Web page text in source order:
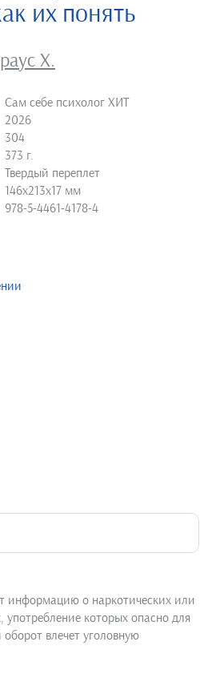
их понять
Х.
Сам себе психолог ХИТ
2026
304
373 г.
Твердый переплет
146х213х17 мм
978-5-4461-4178-4
о наркотических или
употребление которых опасно для
влечет уголовную